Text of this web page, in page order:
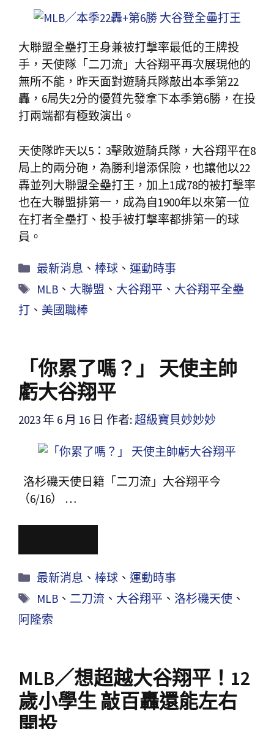
大聯盟全壘打王身兼被打擊率最低的王牌投
手，天使隊「二刀流」大谷翔平再次展現他的
無所不能，昨天面對遊騎兵隊敲出本季第22
轟，6局失2分的優質先發拿下本季第6勝，在投
打兩端都有極致演出。
天使隊昨天以5：3擊敗遊騎兵隊，大谷翔平在8
局上的兩分砲，為勝利增添保險，也讓他以22
轟並列大聯盟全壘打王，加上1成78的被打擊率
也在大聯盟排第一，成為自1900年以來第一位
在打者全壘打、投手被打擊率都排第一的球
員。
最新消息 、棒球 、運動時事
MLB 、 大聯盟 、 大谷翔平 、 大谷翔平全壘
打 、 美國職棒
「你累了嗎？」 天使主帥
虧大谷翔平
2023 年 6 月 16 日 作者: 超級寶貝妙妙妙
洛杉磯天使日籍「二刀流」大谷翔平今
（6/16） …
最新消息 、棒球 、運動時事
MLB 、 二刀流 、 大谷翔平 、 洛杉磯天使 、
阿隆索
MLB／想超越大谷翔平！12
歲小學生 敲百轟還能左右